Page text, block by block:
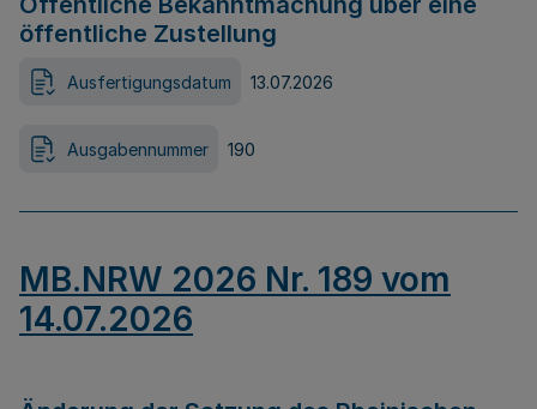
öffentliche Zustellung
Ausfertigungsdatum 13.07.2026
Ausgabennummer 190
MB.NRW 2026 Nr. 189 vom
14.07.2026